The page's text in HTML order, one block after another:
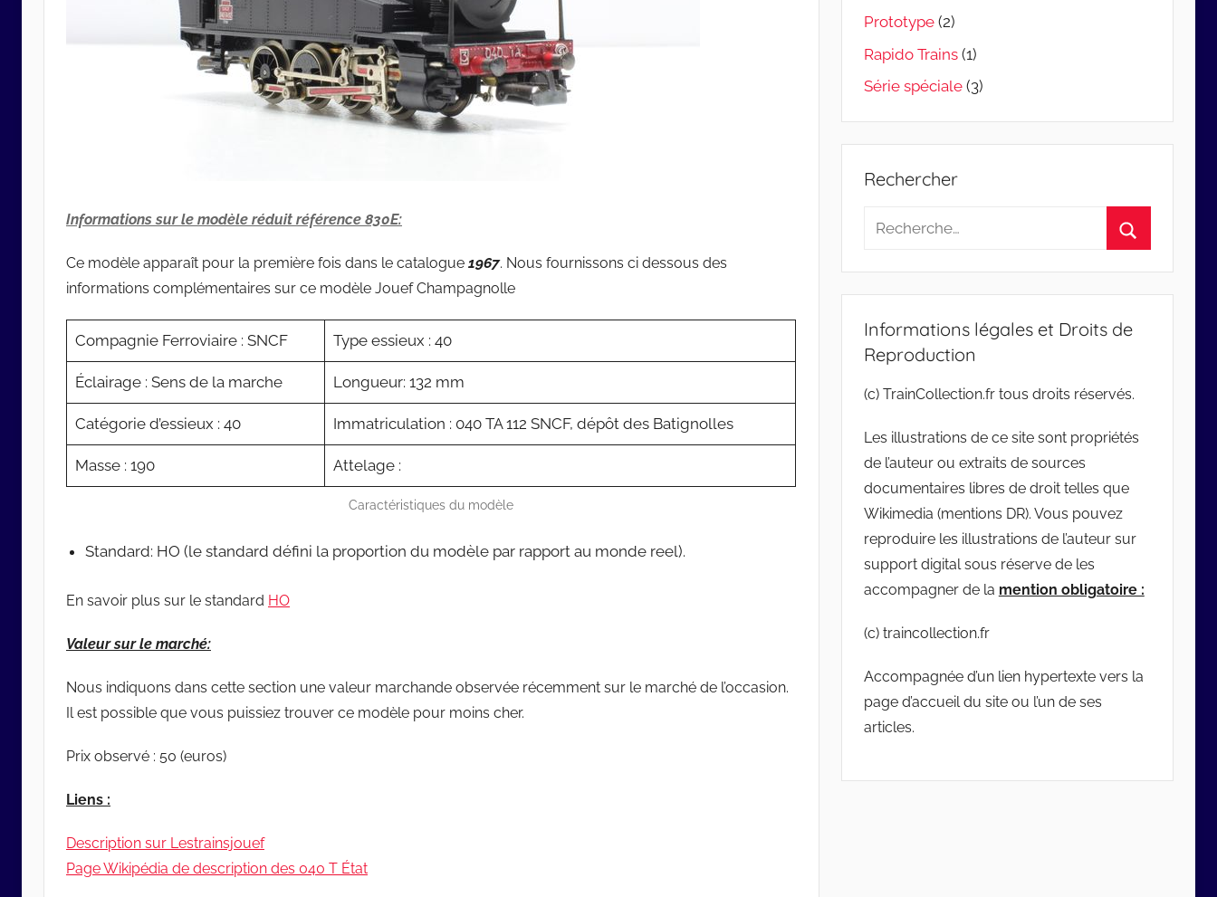
Informations sur le modèle réduit référence 830E:
Ce modèle apparaît pour la première fois dans le catalogue 1967. Nous fournissons ci dessous des
informations complémentaires sur ce modèle Jouef Champagnolle
Compagnie Ferroviaire : SNCF Type essieux : 40
Éclairage : Sens de la marche Longueur: 132 mm
Catégorie d’essieux : 40 Immatriculation : 040 TA 112 SNCF, dépôt des Batignolles
Masse : 190 Attelage :
Caractéristiques du modèle
Standard: HO (le standard défini la proportion du modèle par rapport au monde reel).
En savoir plus sur le standard HO
Valeur sur le marché:
Nous indiquons dans cette section une valeur marchande observée récemment sur le marché de l’occasion.
Il est possible que vous puissiez trouver ce modèle pour moins cher.
Prix observé : 50 (euros)
Liens :
Description sur Lestrainsjouef
Page Wikipédia de description des 040 T État
Prototype(2)
Rapido Trains(1)
Série spéciale(3)
Rechercher
Recherche
:
Informations légales et Droits de
Reproduction
(c) TrainCollection.fr tous droits réservés.
Les illustrations de ce site sont propriétés
de l’auteur ou extraits de sources
documentaires libres de droit telles que
Wikimedia (mentions DR). Vous pouvez
reproduire les illustrations de l’auteur sur
support digital sous réserve de les
accompagner de la mention obligatoire :
(c) traincollection.fr
Accompagnée d’un lien hypertexte vers la
page d’accueil du site ou l’un de ses
articles.